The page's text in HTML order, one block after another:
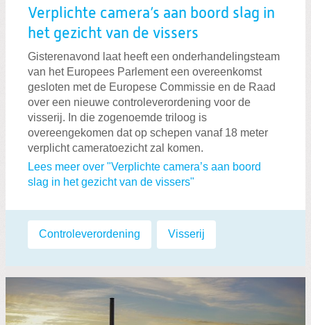
Zoeken:
Verplichte camera’s aan boord slag in
het gezicht van de vissers
Gisterenavond laat heeft een onderhandelingsteam
van het Europees Parlement een overeenkomst
gesloten met de Europese Commissie en de Raad
over een nieuwe controleverordening voor de
visserij. In die zogenoemde triloog is
overeengekomen dat op schepen vanaf 18 meter
verplicht cameratoezicht zal komen.
Lees meer over "Verplichte camera’s aan boord
slag in het gezicht van de vissers"
Labels:
Controleverordening Visserij